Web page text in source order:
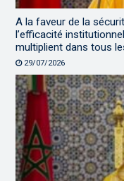
A la faveur de la
l’efficacité
multiplient dans tous
29/07/2026